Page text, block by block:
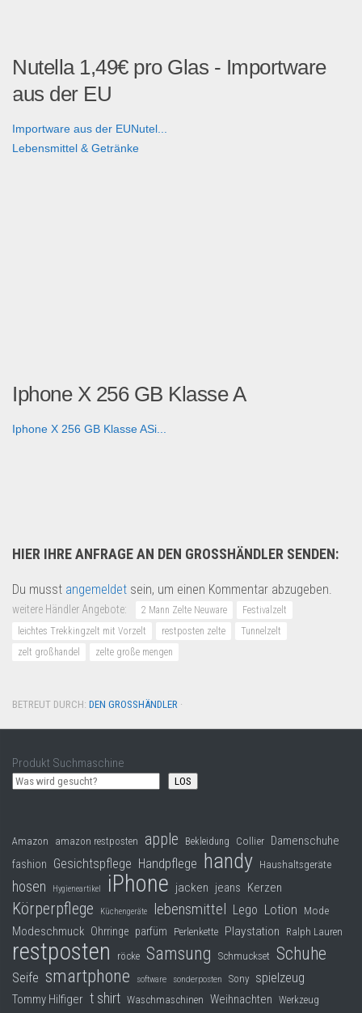
Nutella 1,49€ pro Glas - Importware
aus der EU
Importware aus der EUNutel...
Lebensmittel & Getränke
Iphone X 256 GB Klasse A
Iphone X 256 GB Klasse ASi...
HIER IHRE ANFRAGE AN DEN GROSSHÄNDLER SENDEN:
Du musst angemeldet sein, um einen Kommentar abzugeben.
weitere Händler Angebote: 2 Mann Zelte Neuware
Festivalzelt
leichtes Trekkingzelt mit Vorzelt
restposten zelte
Tunnelzelt
zelt großhandel
zelte große mengen
BETREUT DURCH: DEN GROSSHÄNDLER ·
Produkt Suchmaschine
LOS
Amazon amazon restposten apple Bekleidung Collier Damenschuhe
fashion Gesichtspflege Handpflege handy Haushaltsgeräte
hosen Hygieneartikel iPhone jacken jeans Kerzen
Körperpflege Küchengeräte lebensmittel Lego Lotion Mode
Modeschmuck Ohrringe parfüm Perlenkette Playstation Ralph Lauren
restposten röcke Samsung Schmuckset Schuhe
Seife smartphone software sonderposten Sony spielzeug
Tommy Hilfiger t shirt Waschmaschinen Weihnachten Werkzeug